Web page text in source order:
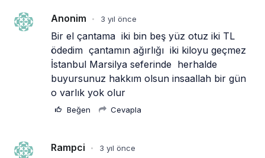
Anonim • 3 yıl önce
Bir el çantama  iki bin beş yüz otuz iki TL
ödedim  çantamın ağırlığı  iki kiloyu geçmez
İstanbul Marsilya seferinde  herhalde
buyursunuz hakkım olsun insaallah bir gün
o varlık yok olur
Beğen Cevapla
Rampci • 3 yıl önce